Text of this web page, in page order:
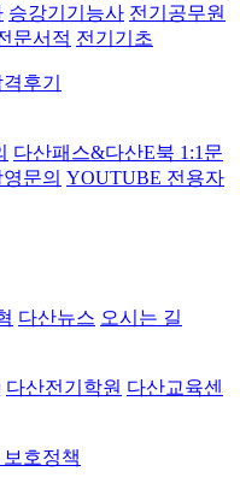
승강기기능사 전기공무원
문서적 전기기초
후기
다산패스&다산E북 1:1문
문의 YOUTUBE 전용자
다산뉴스 오시는 길
다산전기학원 다산교육센
호정책